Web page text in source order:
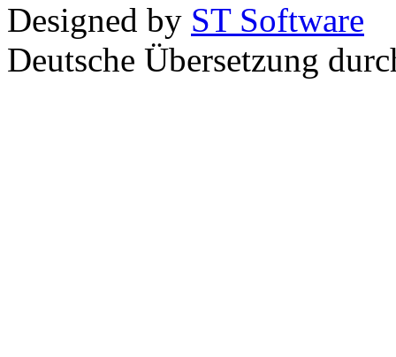
Designed by ST Software
Deutsche Übersetzung